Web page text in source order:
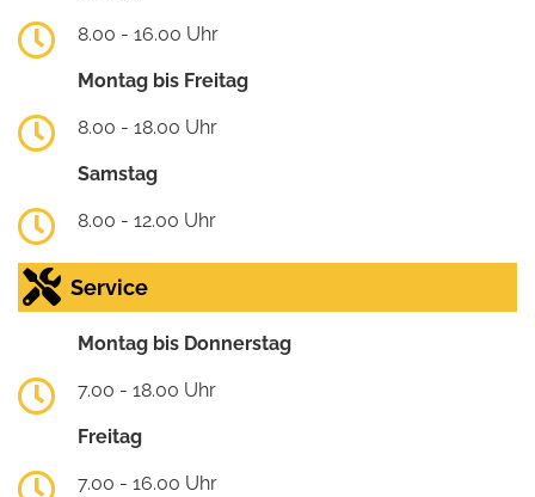
8.00 - 16.00 Uhr
Montag bis Freitag
8.00 - 18.00 Uhr
Samstag
8.00 - 12.00 Uhr
Service
Montag bis Donnerstag
7.00 - 18.00 Uhr
Freitag
7.00 - 16.00 Uhr